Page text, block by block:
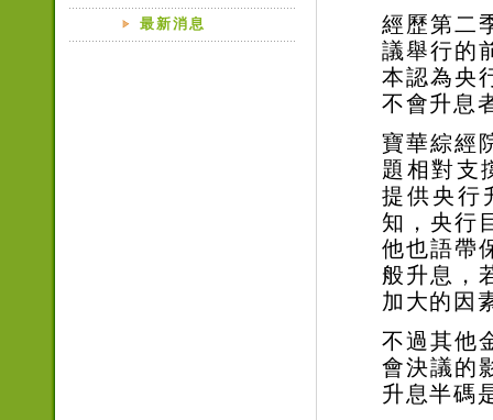
最新消息
經歷第二
議舉行的
本認為央
不會升息
寶華綜經
題相對支
提供央行
知，央行
他也語帶
般升息，
加大的因
不過其他
會決議的
升息半碼